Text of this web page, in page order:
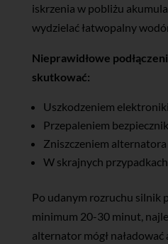
iskrzenia w pobliżu
wydzielać łatwopalny
Nieprawidłowe
skutkować:
Uszkodzeniem
Przepaleniem
Zniszczeniem alternatora
W skrajnych
Po udanym rozruchu silnik
minimum 20-30 minut,
alternator mógł